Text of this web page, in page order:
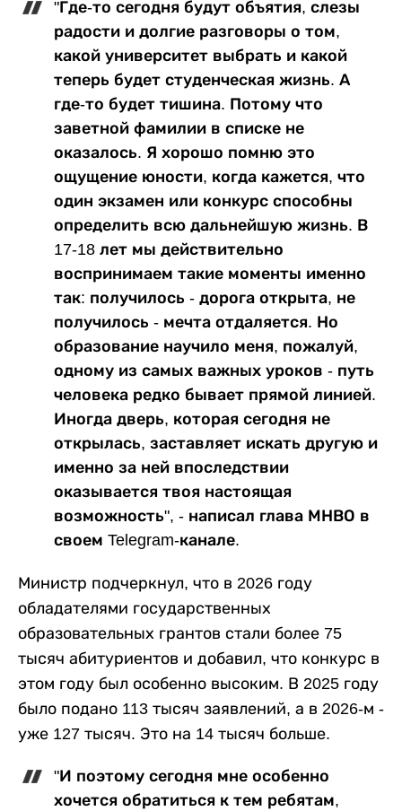
"Где-то сегодня будут объятия, слезы
радости и долгие разговоры о том,
какой университет выбрать и какой
теперь будет студенческая жизнь. А
где-то будет тишина. Потому что
заветной фамилии в списке не
оказалось. Я хорошо помню это
ощущение юности, когда кажется, что
один экзамен или конкурс способны
определить всю дальнейшую жизнь. В
17-18 лет мы действительно
воспринимаем такие моменты именно
так: получилось - дорога открыта, не
получилось - мечта отдаляется. Но
образование научило меня, пожалуй,
одному из самых важных уроков - путь
человека редко бывает прямой линией.
Иногда дверь, которая сегодня не
открылась, заставляет искать другую и
именно за ней впоследствии
оказывается твоя настоящая
возможность", - написал глава МНВО в
своем Telegram-канале.
Министр подчеркнул, что в 2026 году
обладателями государственных
образовательных грантов стали более 75
тысяч абитуриентов и добавил, что конкурс в
этом году был особенно высоким. В 2025 году
было подано 113 тысяч заявлений, а в 2026-м -
уже 127 тысяч. Это на 14 тысяч больше.
"И поэтому сегодня мне особенно
хочется обратиться к тем ребятам,